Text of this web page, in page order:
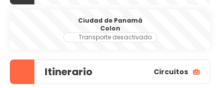
Ciudad de Panamá
Colon
Transporte desactivado
Itinerario Circuitos